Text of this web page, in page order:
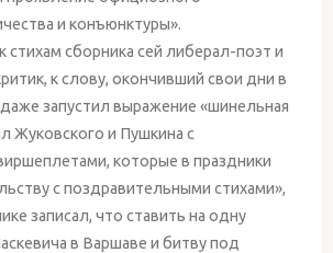
и конъюнктуры».
сборника сей либерал-поэт и
к слову, окончивший свои дни в
запустил выражение «шинельная
Жуковского и Пушкина с
которые в праздники
с поздравительными стихами»,
записал, что ставить на одну
в Варшаве и битву под